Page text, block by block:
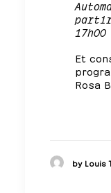
partir
17h00
Et
Rosa
by Louis